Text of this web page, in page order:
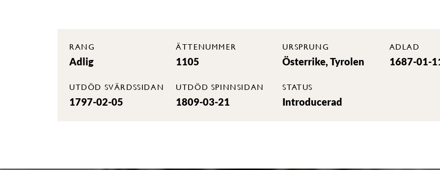
RANG
Adlig
ÄTTENUMMER
1105
URSPRUNG
Österrike, Tyrolen
ADLAD
1687-01-
UTDÖD SVÄRDSSIDAN
1797-02-05
UTDÖD SPINNSIDAN
1809-03-21
STATUS
Introducerad